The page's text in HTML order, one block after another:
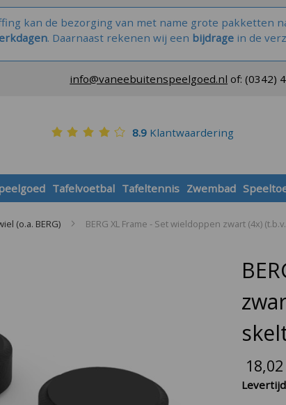
kan de bezorging van met name grote pakketten
. Daarnaast rekenen wij een bijdragein de
info@vaneebuitenspeelgoed.nl of:(0342)
8.9Klantwaardering
Tafelvoetbal Tafeltennis Zwembad
(o.a. BERG) BERG XL Frame - Set wieldoppen zwart (4x)
18,02